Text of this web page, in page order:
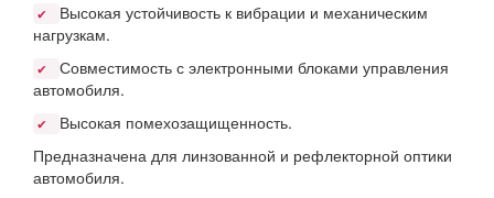
✔
Высокая устойчивость к вибрации и механическим
нагрузкам.
✔
Совместимость с электронными блоками управления
автомобиля.
✔
Высокая помехозащищенность.
Предназначена для линзованной и рефлекторной оптики
автомобиля.